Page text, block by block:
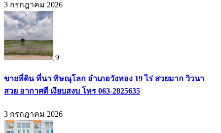
3 กรกฎาคม 2026
9
ขายที่ดิน ที่นา พิษณุโลก อำเภอวังทอง 19 ไร่ สวยมาก วิวนา
สวย อากาศดี เงียบสงบ โทร 063-2825635
3 กรกฎาคม 2026